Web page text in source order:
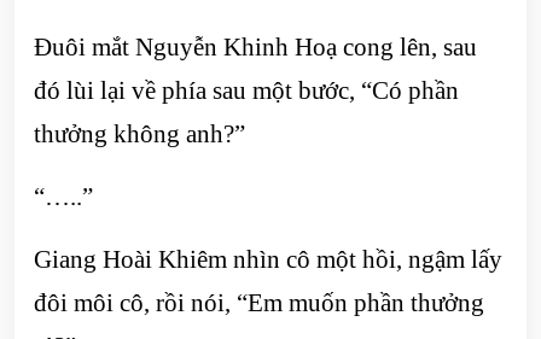
Đuôi mắt Nguyễn Khinh Hoạ cong lên, sau
đó lùi lại về phía sau một bước, “Có phần
thưởng không anh?”
“…..”
Giang Hoài Khiêm nhìn cô một hồi, ngậm lấy
đôi môi cô, rồi nói, “Em muốn phần thưởng